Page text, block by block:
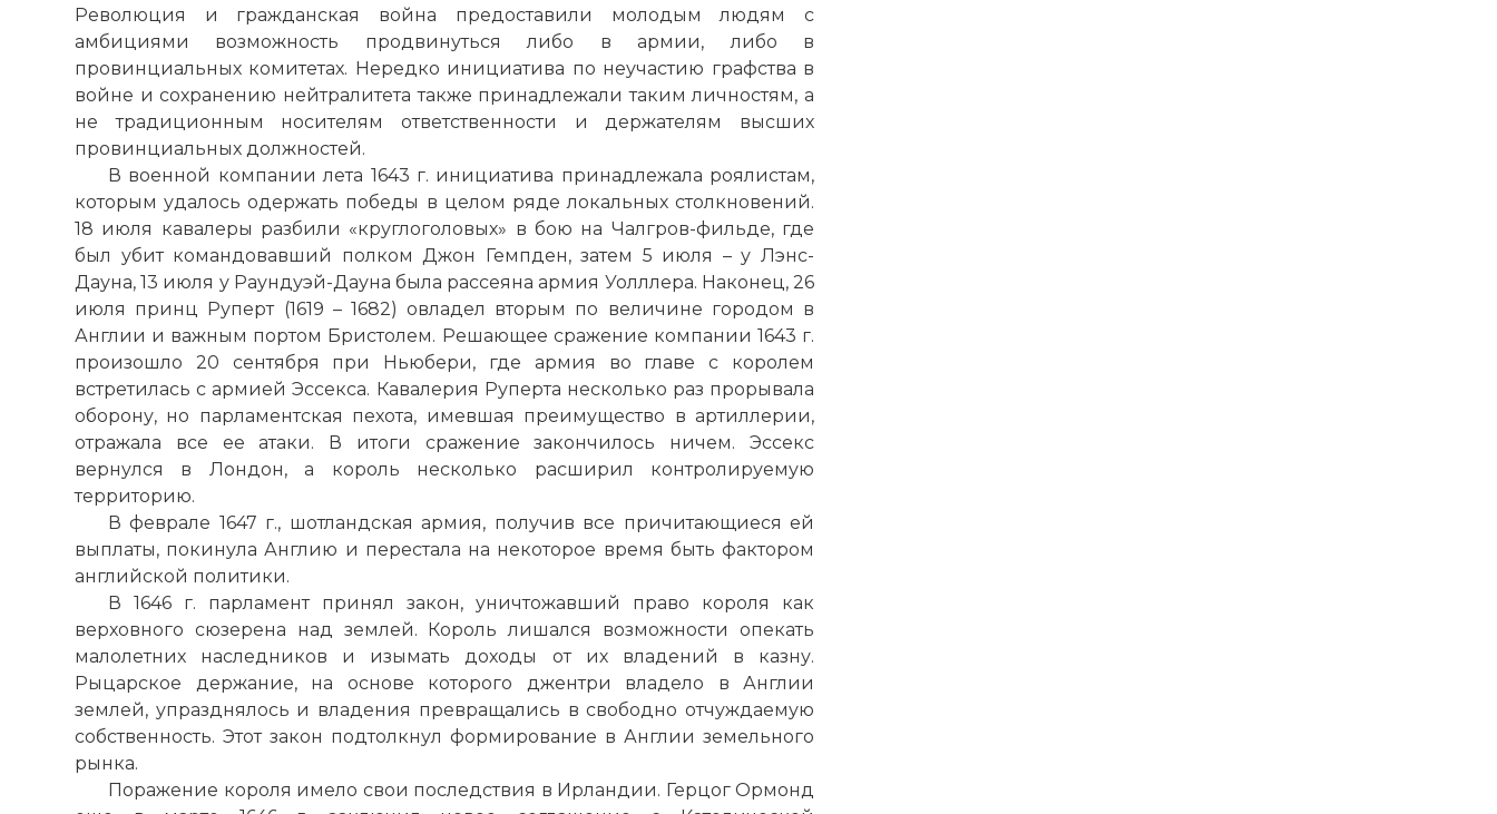
Революция и гражданская война предоставили молодым людям с
амбициями возможность продвинуться либо в армии, либо в
провинциальных комитетах. Нередко инициатива по неучастию графства в
войне и сохранению нейтралитета также принадлежали таким личностям, а
не традиционным носителям ответственности и держателям высших
провинциальных должностей.
В военной компании лета 1643 г. инициатива принадлежала роялистам,
которым удалось одержать победы в целом ряде локальных столкновений.
18 июля кавалеры разбили «круглоголовых» в бою на Чалгров-фильде, где
был убит командовавший полком Джон Гемпден, затем 5 июля – у Лэнс-
Дауна, 13 июля у Раундуэй-Дауна была рассеяна армия Уолллера. Наконец, 26
июля принц Руперт (1619 – 1682) овладел вторым по величине городом в
Англии и важным портом Бристолем. Решающее сражение компании 1643 г.
произошло 20 сентября при Ньюбери, где армия во главе с королем
встретилась с армией Эссекса. Кавалерия Руперта несколько раз прорывала
оборону, но парламентская пехота, имевшая преимущество в артиллерии,
отражала все ее атаки. В итоги сражение закончилось ничем. Эссекс
вернулся в Лондон, а король несколько расширил контролируемую
территорию.
В феврале 1647 г., шотландская армия, получив все причитающиеся ей
выплаты, покинула Англию и перестала на некоторое время быть фактором
английской политики.
В 1646 г. парламент принял закон, уничтожавший право короля как
верховного сюзерена над землей. Король лишался возможности опекать
малолетних наследников и изымать доходы от их владений в казну.
Рыцарское держание, на основе которого джентри владело в Англии
землей, упразднялось и владения превращались в свободно отчуждаемую
собственность. Этот закон подтолкнул формирование в Англии земельного
рынка.
Поражение короля имело свои последствия в Ирландии. Герцог Ормонд